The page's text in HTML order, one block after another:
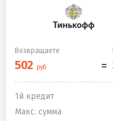
Возвращаете
1й кредит
Макс. сумма